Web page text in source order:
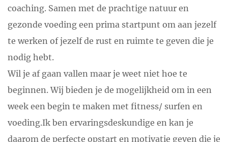
coaching. Samen met de prachtige natuur en
gezonde voeding een prima startpunt om aan jezelf
te werken of jezelf de rust en ruimte te geven die je
nodig hebt.
Wil je af gaan vallen maar je weet niet hoe te
beginnen. Wij bieden je de mogelijkheid om in een
week een begin te maken met fitness/ surfen en
voeding.Ik ben ervaringsdeskundige en kan je
daarom de perfecte opstart en motivatie geven die je